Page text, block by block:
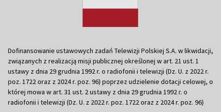
Dofinansowanie ustawowych zadań Telewizji Polskiej S.A. w likwidacji,
związanych z realizacją misji publicznej określonej w art. 21 ust. 1
ustawy z dnia 29 grudnia 1992 r. o radiofonii i telewizji (Dz. U. z 2022 r.
poz. 1722 oraz z 2024 r. poz. 96) poprzez udzielenie dotacji celowej, o
której mowa w art. 31 ust. 2 ustawy z dnia 29 grudnia 1992 r. o
radiofonii i telewizji (Dz. U. z 2022 r. poz. 1722 oraz z 2024 r. poz. 96)